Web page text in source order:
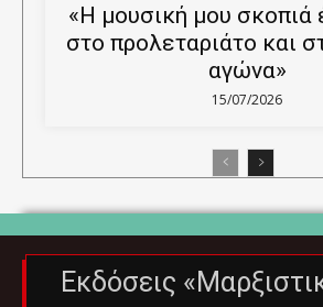
«Η μουσική μου σκοπιά
στο προλεταριάτο και
αγώνα»
15/07/2026
Εκδόσεις